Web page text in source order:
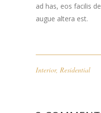
ad has, eos facilis
augue altera est.
Interior, Residential